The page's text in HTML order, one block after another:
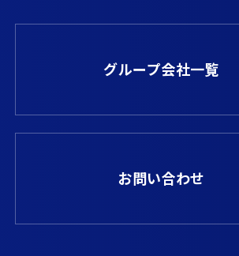
グループ会社一覧
お問い合わせ